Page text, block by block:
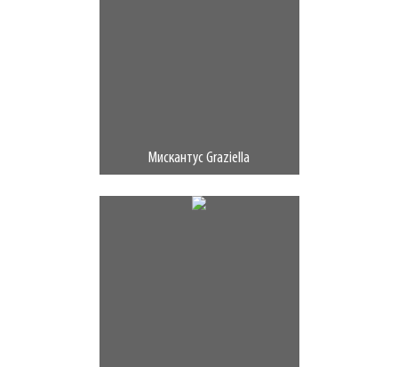
Мискантус Graziella